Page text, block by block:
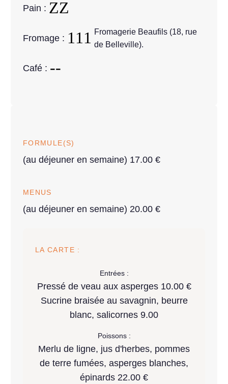
Pain :
Fromage :
Fromagerie Beaufils (18, rue
de Belleville).
Café :
FORMULE(S)
(au déjeuner en semaine) 17.00 €
MENUS
(au déjeuner en semaine) 20.00 €
LA CARTE :
Entrées :
Pressé de veau aux asperges 10.00 €
Sucrine braisée au savagnin, beurre
blanc, salicornes 9.00
Poissons :
Merlu de ligne, jus d'herbes, pommes
de terre fumées, asperges blanches,
épinards 22.00 €